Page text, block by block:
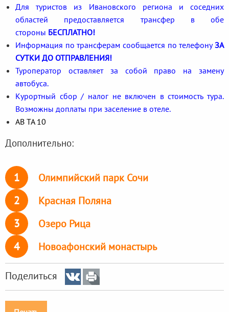
Для туристов из Ивановского региона и соседних
областей предоставляется трансфер в обе
стороны БЕСПЛАТНО!
Информация по трансферам сообщается по телефонуЗА
СУТКИ ДО ОТПРАВЛЕНИЯ!
Туроператор оставляет за собой право на замену
автобуса.
Курортный сбор / налог не включен в стоимость тура.
Возможны доплаты при заселение в отеле.
АВ ТА 10
Дополнительно:
1 Олимпийский парк Сочи
2 Красная Поляна
3 Озеро Рица
4 Новоафонский монастырь
Поделиться